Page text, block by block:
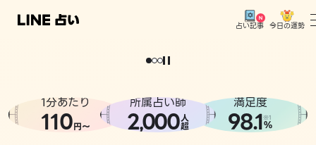
占い記事 今日の運勢
相談事例
どうせなら
。
1分あたり
110円〜
所属占い師
2,000人
超
満足度
98.1※1
%